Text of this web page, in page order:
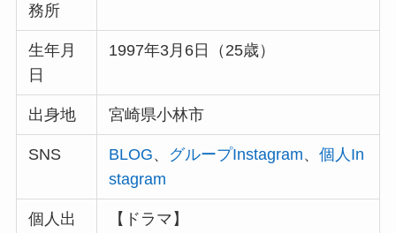
務所
生年月
日
1997年3月6日（25歳）
出身地 宮崎県小林市
SNS BLOG、 グループInstagram、個人In
stagram
個人出
【ドラマ】